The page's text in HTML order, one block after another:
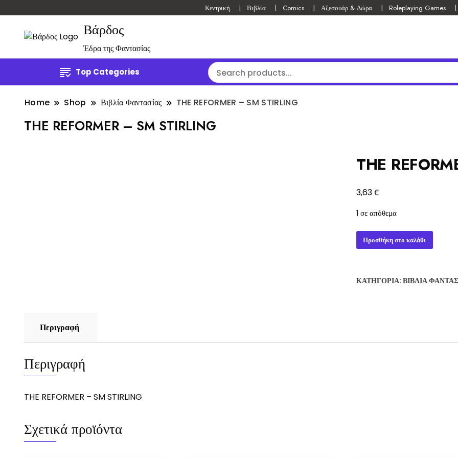
Κεντρική Βιβλία Comics Αξεσουάρ & Δώρα Roleplaying Games
Βάρδος
Έδρα της Φαντασίας
Top Categories
Home Shop Βιβλία Φαντασίας THE REFORMER – SM STIRLING
THE REFORMER – SM STIRLING
THE
3,63€
1 σε απόθεμα
THE
REFORMER
STIRLING
Προσθήκη στο καλάθι
ΚΑΤΗΓΟΡΊΑ: ΒΙΒΛΊΑ
Περιγραφή
Περιγραφή
THE REFORMER – SM STIRLING
Σχετικά προϊόντα